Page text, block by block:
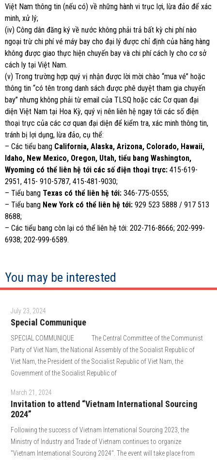
Việt Nam thông tin (nếu có) về những hành vi trục lợi, lừa đảo để xác
minh, xử lý;
(iv) Công dân đăng ký về nước không phải trả bất kỳ chi phí nào
ngoại trừ chi phí vé máy bay cho đại lý được chỉ định của hãng hàng
không được giao thực hiện chuyến bay và chi phí cách ly cho cơ sở
cách ly tại Việt Nam.
(v) Trong trường hợp quý vị nhận được lời mời chào “mua vé” hoặc
thông tin “có tên trong danh sách được phê duyệt tham gia chuyến
bay” nhưng không phải từ email của TLSQ hoặc các Cơ quan đại
diện Việt Nam tại Hoa Kỳ, quý vị nên liên hệ ngay tới các số điện
thoại trực của các cơ quan đại diện để kiểm tra, xác minh thông tin,
tránh bị lợi dụng, lừa đảo, cụ thể:
– Các tiểu bang California, Alaska, Arizona, Colorado, Hawaii,
Idaho, New Mexico, Oregon, Utah, tiểu bang Washington,
Wyoming có thể liên hệ tới các số điện thoại trực: 415-619-
2951, 415- 910-5787, 415-481-9030;
– Tiểu bang Texas có thể liên hệ tới: 346-775-0555;
– Tiểu bang New York có thể liên hệ tới: 929 523 5888 / 917 513
8688;
– Các tiểu bang còn lại có thể liên hệ tới: 202-716-8666; 202-999-
6938; 202-999-6589.
You may be interested
July 23, 2024
Special Communique
SPECIAL COMMUNIQUE The Central Committee of the Communist
Party of Viet Nam, the National Assembly of the Socialist Republic of
Viet Nam, the President of the Socialist Republic of Viet Nam, the
Government of the Socialist Republic of
March 21, 2024
Invitation to attend “Vietnam International Sourcing
2024”
Following the success of Vietnam International Sourcing 2023, the
Ministry of Industry and Trade of Vietnam continues to organize
"Vietnam International Sourcing 2024". The event will take place from